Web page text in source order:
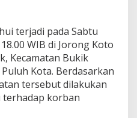
terjadi pada Sabtu
WIB di Jorong Koto
Kecamatan Bukik
Kota. Berdasarkan
tersebut dilakukan
korban